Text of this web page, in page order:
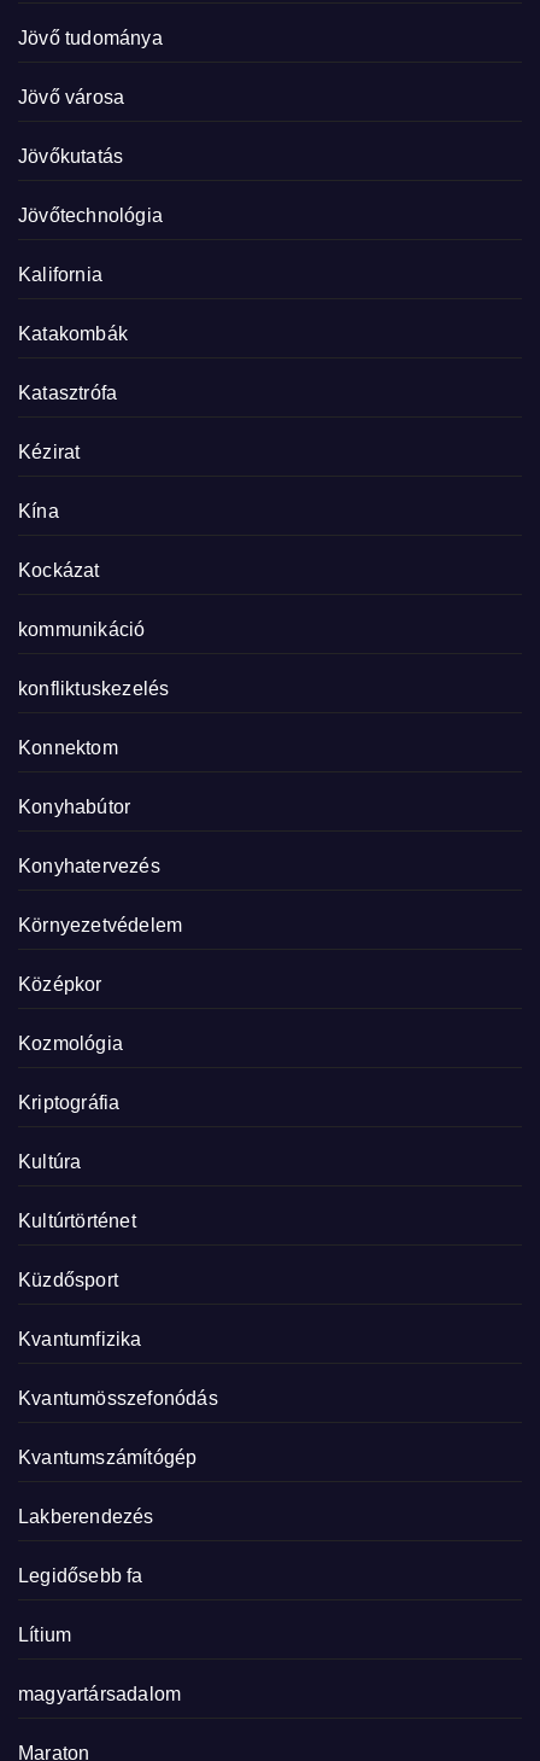
Jövő tudománya
Jövő városa
Jövőkutatás
Jövőtechnológia
Kalifornia
Katakombák
Katasztrófa
Kézirat
Kína
Kockázat
kommunikáció
konfliktuskezelés
Konnektom
Konyhabútor
Konyhatervezés
Környezetvédelem
Középkor
Kozmológia
Kriptográfia
Kultúra
Kultúrtörténet
Küzdősport
Kvantumfizika
Kvantumösszefonódás
Kvantumszámítógép
Lakberendezés
Legidősebb fa
Lítium
magyartársadalom
Maraton